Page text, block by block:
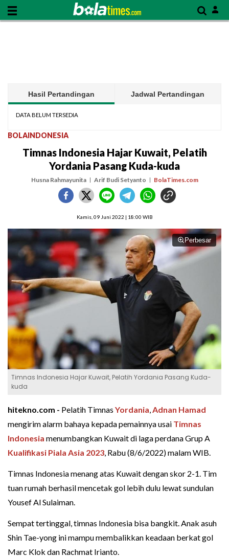
Hasil Pertandingan Jadwal Pertandingan
DATA BELUM TERSEDIA
BOLAINDONESIA
Timnas Indonesia Hajar Kuwait, Pelatih
Yordania Pasang Kuda-kuda
Husna Rahmayunita Arif Budi Setyanto BolaTimes.com
Kamis, 09 Juni 2022 | 18:00 WIB
Perbesar
Timnas Indonesia Hajar Kuwait, Pelatih Yordania Pasang Kuda-
kuda
hitekno.com - Pelatih Timnas Yordania,Adnan Hamad
mengirim alarm bahaya kepada pemainnya usai Timnas
Indonesia menumbangkan Kuwait di laga perdana Grup A
Kualifikasi Piala Asia 2023, Rabu (8/6/2022) malam WIB.
Timnas Indonesia menang atas Kuwait dengan skor 2-1. Tim
tuan rumah berhasil mencetak gol lebih dulu lewat sundulan
Yousef Al Sulaiman.
Sempat tertinggal, timnas Indonesia bisa bangkit. Anak asuh
Shin Tae-yong ini mampu membalikkan keadaan berkat gol
Marc Klok dan Rachmat Irianto.